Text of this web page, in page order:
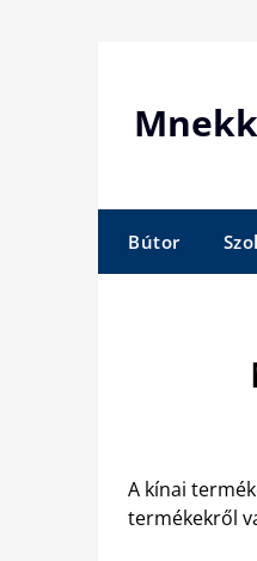
Mnekk
Bútor
A kínai
termékekről